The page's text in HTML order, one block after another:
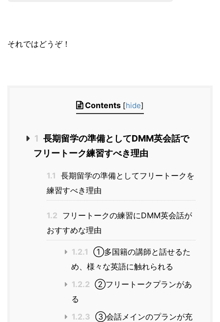
それではどうぞ！
Contents [hide]
1 長期留学の準備としてDMM英会話で
フリートーク練習すべき理由
1.1 長期留学の準備としてフリートークを
練習すべき理由
1.2 フリートークの練習にDMM英会話が
おすすめな理由
1.2.1 ①多国籍の講師と話せるた
め、様々な英語に触れられる
1.2.2 ②フリートークプランがあ
る
1.2.3 ③会話メインのプランが充